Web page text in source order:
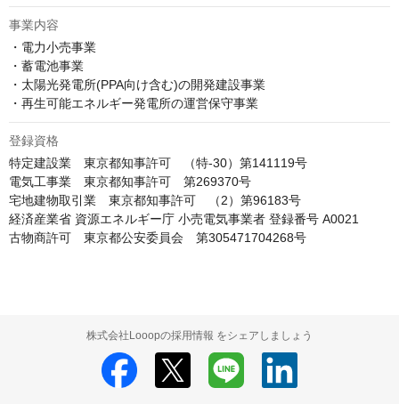
事業内容
・電力小売事業
・蓄電池事業
・太陽光発電所(PPA向け含む)の開発建設事業
・再生可能エネルギー発電所の運営保守事業
登録資格
特定建設業　東京都知事許可　（特-30）第141119号
電気工事業　東京都知事許可　第269370号
宅地建物取引業　東京都知事許可　（2）第96183号
経済産業省 資源エネルギー庁 小売電気事業者 登録番号 A0021
古物商許可　東京都公安委員会　第305471704268号
株式会社Looopの採用情報 をシェアしましょう